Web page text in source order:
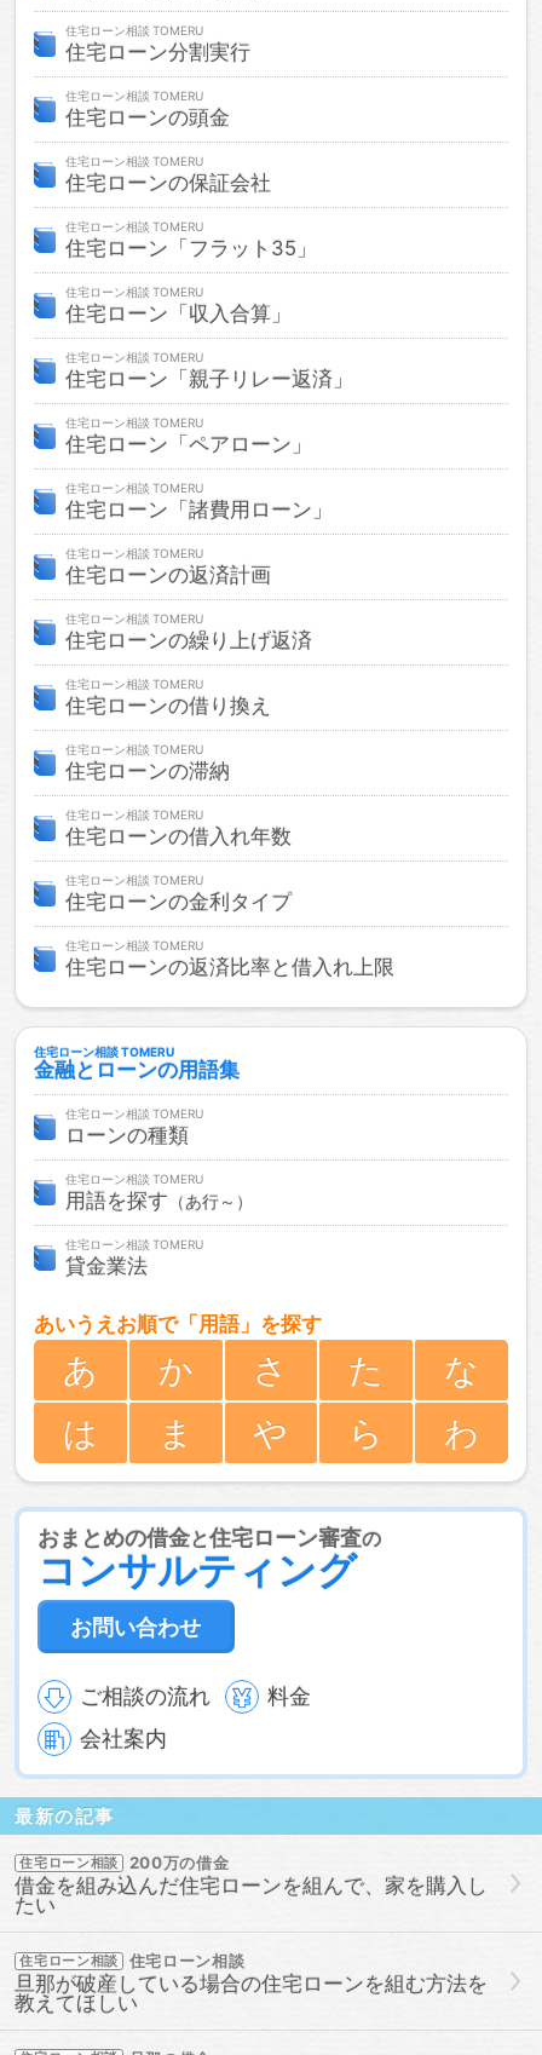
住宅ローン相談
住宅ローン分割実行
住宅ローン相談
住宅ローンの頭金
住宅ローン相談
住宅ローンの保証会社
住宅ローン相談
住宅ローン「フラット35」
住宅ローン相談
住宅ローン「収入合算」
住宅ローン相談
住宅ローン「親子リレー返済」
住宅ローン相談
住宅ローン「ペアローン」
住宅ローン相談
住宅ローン「諸費用ローン」
住宅ローン相談
住宅ローンの返済計画
住宅ローン相談
住宅ローンの繰り上げ返済
住宅ローン相談
住宅ローンの借り換え
住宅ローン相談
住宅ローンの滞納
住宅ローン相談
住宅ローンの借入れ年数
住宅ローン相談
住宅ローンの金利タイプ
住宅ローン相談
住宅ローンの返済比率と借入れ上限
住宅ローン相談
金融とローンの用語集
住宅ローン相談
ローンの種類
住宅ローン相談
用語を探す （あ行～）
住宅ローン相談
貸金業法
あいうえお順で「用語」を探す
あ か さ た
な
は
ま や ら わ
おまとめの借金と住宅ローン審査の
コンサルティング
お問い合わせ
ご相談の流れ
料金
会社案内
最新の記事
住宅ローン相談 200万の借金
借金を組み込んだ住宅ローンを組んで、家を購入し
たい
住宅ローン相談 住宅ローン相談
旦那が破産している場合の住宅ローンを組む方法を
教えてほしい